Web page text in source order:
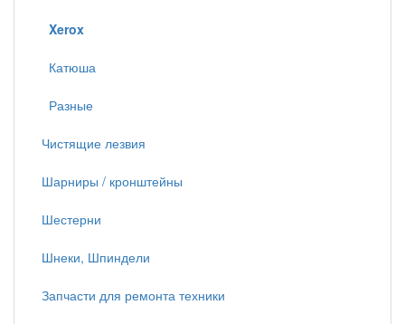
Xerox
Катюша
Разные
Чистящие лезвия
Шарниры / кронштейны
Шестерни
Шнеки, Шпиндели
Запчасти для ремонта техники